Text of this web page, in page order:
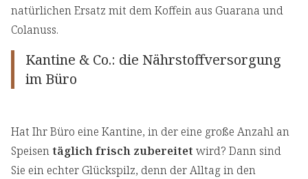
natürlichen Ersatz mit dem Koffein aus Guarana und
Colanuss.
Kantine & Co.: die Nährstoffversorgung
im Büro
Hat Ihr Büro eine Kantine, in der eine große Anzahl an
Speisentäglich frisch zubereitet wird? Dann sind
Sie ein echter Glückspilz, denn der Alltag in den